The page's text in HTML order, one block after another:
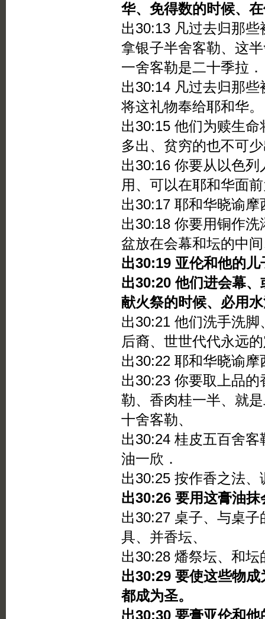
华、免得数的时候、
出30:13 凡过去归那
拿银子半舍客勒、这
一舍客勒是二十季拉．
出30:14 凡过去归那
将这礼物奉给耶和华。
出30:15 他们为赎生
多出、贫穷的也不可
出30:16 你要从以色
用、可以在耶和华面
出30:17 耶和华晓谕摩
出30:18 你要用铜作
盆放在会幕和坛的中
出30:19 亚伦和他的
出30:20 他们进会幕
献火祭的时候、必用
出30:21 他们洗手洗
后裔、世世代代永远
出30:22 耶和华晓谕摩
出30:23 你要取上品
勒、香肉桂一半、就
十舍客勒、
出30:24 桂皮五百舍
油一欣．
出30:25 按作香之法
出30:26 要用这膏油
出30:27 桌子、与桌
具、并香坛、
出30:28 燔祭坛、和
出30:29 要使这些物
都成为圣。
出30:30 要膏亚伦和